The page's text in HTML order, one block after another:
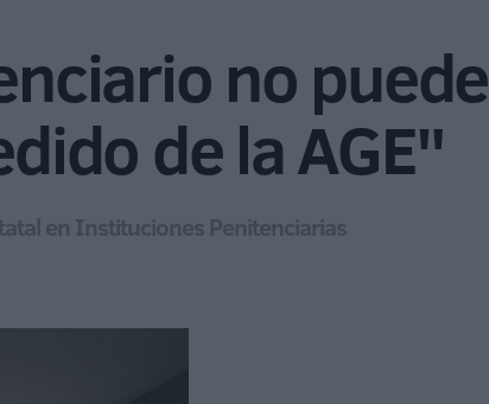
no puede
de la AGE"
en Instituciones Penitenciarias